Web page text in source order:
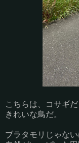
こちらは、コサギだ
きれいな鳥だ。
ブラタモリじゃな